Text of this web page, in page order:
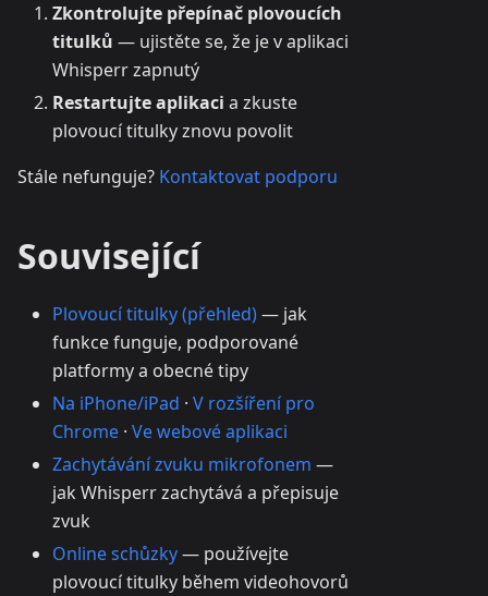
Zkontrolujte přepínač plovoucích
titulků — ujistěte se, že je v aplikaci
Whisperr zapnutý
Restartujte aplikaci a zkuste
plovoucí titulky znovu povolit
Stále nefunguje? Kontaktovat podporu
Související
Plovoucí titulky (přehled)— jak
funkce funguje, podporované
platformy a obecné tipy
Na iPhone/iPad · V rozšíření pro
Chrome · Ve webové aplikaci
Zachytávání zvuku mikrofonem —
jak Whisperr zachytává a přepisuje
zvuk
Online schůzky— používejte
plovoucí titulky během videohovorů